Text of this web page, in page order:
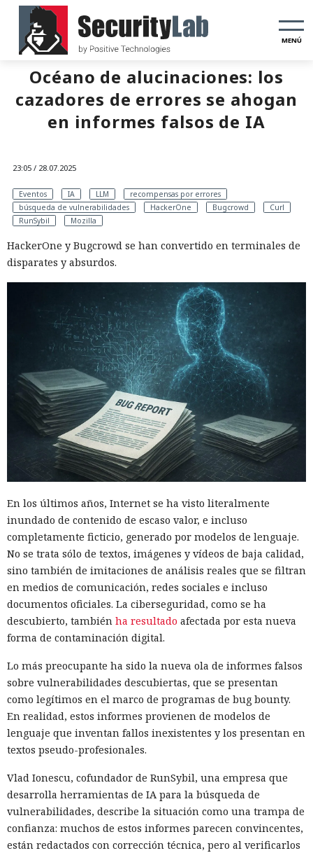
MENÚ
Océano de alucinaciones: los
cazadores de errores se ahogan
en informes falsos de IA
23:05 / 28.07.2025
Eventos IA LLM
recompensas por errores
búsqueda de vulnerabilidades
HackerOne Bugcrowd
Curl
RunSybil
Mozilla
HackerOne y Bugcrowd se han convertido en terminales de
disparates y absurdos.
En los últimos años, Internet se ha visto literalmente
inundado de contenido de escaso valor, e incluso
completamente ficticio, generado por modelos de lenguaje.
No se trata sólo de textos, imágenes y vídeos de baja calidad,
sino también de imitaciones de análisis reales que se filtran
en medios de comunicación, redes sociales e incluso
documentos oficiales. La ciberseguridad, como se ha
descubierto, también ha resultado afectada por esta nueva
forma de contaminación digital.
Lo más preocupante ha sido la nueva ola de informes falsos
sobre vulnerabilidades descubiertas, que se presentan
como legítimos en el marco de programas de bug bounty.
En realidad, estos informes provienen de modelos de
lenguaje que inventan fallos inexistentes y los presentan en
textos pseudo-profesionales.
Vlad Ionescu, cofundador de RunSybil, una empresa que
desarrolla herramientas de IA para la búsqueda de
vulnerabilidades, describe la situación como una trampa de
confianza: muchos de estos informes parecen convincentes,
están redactados con corrección técnica, pero al verificarlos